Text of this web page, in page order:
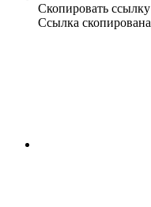
Скопировать ссылку
Ссылка скопирована